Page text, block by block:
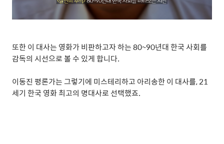
또한 이 대사는 영화가 비판하고자 하는80~90년대 한국 사회를
감독의 시선으로 볼 수 있게 합니다.
이동진 평론가는 그렇기에 미스테리하고 아리송한 이 대사를, 21
세기 한국 영화 최고의 명대사로 선택했죠.